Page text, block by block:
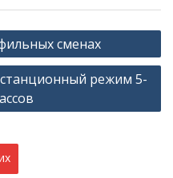
сменах
режим 5-